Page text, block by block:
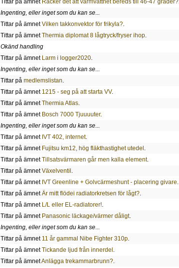
Ingenting, eller inget som du kan se...
Tittar på ämnetVilken takkonvektor för frikyla?.
Tittar på ämnetThermia diplomat 8 lågtryck/fryser ihop.
Okänd handling
Tittar på ämnet Larm i logger2020.
Ingenting, eller inget som du kan se...
Tittar på medlemslistan
Tittar på ämnet 1215 - seg på att starta VV.
Tittar på ämnetThermia Atlas.
Tittar på ämnet Bosch 7000 Tjuuuuter.
Ingenting, eller inget som du kan se...
Tittar på ämnet IVT 402, internet.
Tittar på ämnet Fujitsu km12, hög fläkthastighet utedel
Tittar på ämnetTillsatsvärmaren går men kalla element.
Tittar på ämnetVäxelventil
Tittar på ämnet IVT Greenline + Golvcärmeshunt - placering givare
Tittar på ämnetÄr mitt flödei radiatorkretsen för lågt?.
Tittar på ämnet L/L eller EL-radiatorer!.
Tittar på ämnet Panasonic läckage/värmer dåligt.
Ingenting, eller inget som du kan se...
Tittar på ämnet 11 år gammal Nibe Fighter 310p.
Tittar på ämnetTickande ljud från innerdel
Tittar på ämnetAnlägga trekammarbrunn?.